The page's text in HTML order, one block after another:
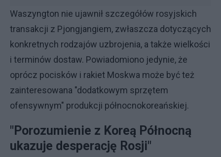
Waszyngton nie ujawnił szczegółów rosyjskich
transakcji z Pjongjangiem, zwłaszcza dotyczących
konkretnych rodzajów uzbrojenia, a także wielkości
i terminów dostaw. Powiadomiono jedynie, że
oprócz pocisków i rakiet Moskwa może być też
zainteresowana "dodatkowym sprzętem
ofensywnym" produkcji północnokoreańskiej.
"Porozumienie z Koreą Północną
ukazuje desperację Rosji"